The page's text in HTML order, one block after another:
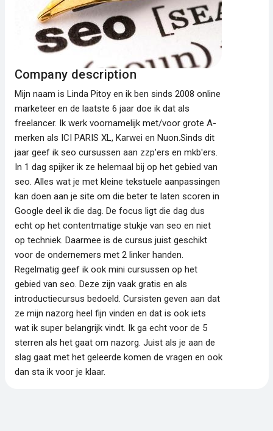
Company description
Mijn naam is Linda Pitoy en ik ben sinds 2008 online
marketeer en de laatste 6 jaar doe ik dat als
freelancer. Ik werk voornamelijk met/voor grote A-
merken als ICI PARIS XL, Karwei en Nuon.Sinds dit
jaar geef ik seo cursussen aan zzp'ers en mkb'ers.
In 1 dag spijker ik ze helemaal bij op het gebied van
seo. Alles wat je met kleine tekstuele aanpassingen
kan doen aan je site om die beter te laten scoren in
Google deel ik die dag. De focus ligt die dag dus
echt op het contentmatige stukje van seo en niet
op techniek. Daarmee is de cursus juist geschikt
voor de ondernemers met 2 linker handen.
Regelmatig geef ik ook mini cursussen op het
gebied van seo. Deze zijn vaak gratis en als
introductiecursus bedoeld. Cursisten geven aan dat
ze mijn nazorg heel fijn vinden en dat is ook iets
wat ik super belangrijk vindt. Ik ga echt voor de 5
sterren als het gaat om nazorg. Juist als je aan de
slag gaat met het geleerde komen de vragen en ook
dan sta ik voor je klaar.